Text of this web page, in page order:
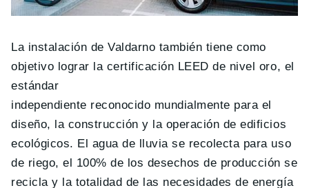
La instalación de Valdarno también tiene como
objetivo lograr la certificación LEED de nivel oro, el
estándar
independiente reconocido mundialmente para el
diseño, la construcción y la operación de edificios
ecológicos. El agua de lluvia se recolecta para uso
de riego, el 100% de los desechos de producción se
recicla y la totalidad de las necesidades de energía